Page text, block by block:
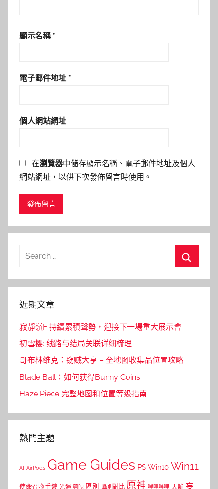
顯示名稱 *
電子郵件地址 *
個人網站網址
在瀏覽器中儲存顯示名稱、電子郵件地址及個人
網站網址，以供下次發佈留言時使用。
Search
近期文章
寂靜嶺F 持續累積聲勢，迎接下一場重大展示會
初雪樱: 线路与结局关联详细梳理
哥布林维克：窃贼大亨 – 全地图收集品位置攻略
Blade Ball：如何获得Bunny Coins
Haze Piece 完整地图和位置等级指南
熱門主題
AI AirPods Game Guides PS Win10 Win11
使命召喚手遊 光遇 剪映 區別 區別對比 原神 嗶哩嗶哩 天諭 妄